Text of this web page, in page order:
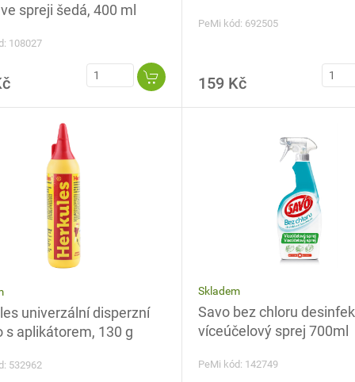
spreji šedá, 400 ml
108027
PeMi kód: 692505
159 Kč
univerzální disperzní
s aplikátorem, 130 g
532962
Skladem
Savo bez chloru
víceúčelový sprej 700ml
PeMi kód: 142749